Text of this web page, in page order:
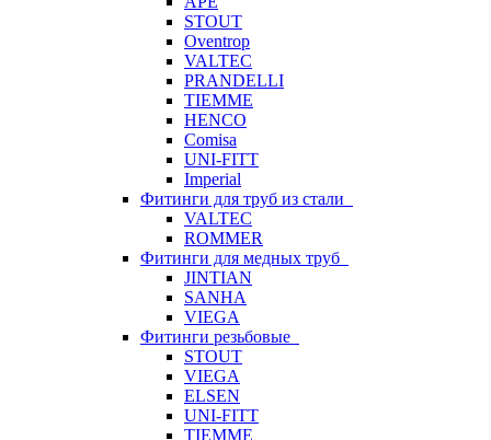
STOUT
Oventrop
VALTEC
PRANDELLI
TIEMME
HENCO
Comisa
UNI-FITT
Imperial
Фитинги для труб из стали
VALTEC
ROMMER
Фитинги для медных труб
JINTIAN
SANHA
VIEGA
Фитинги резьбовые
STOUT
VIEGA
ELSEN
UNI-FITT
TIEMME